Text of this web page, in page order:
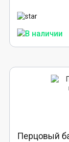
Перцовый